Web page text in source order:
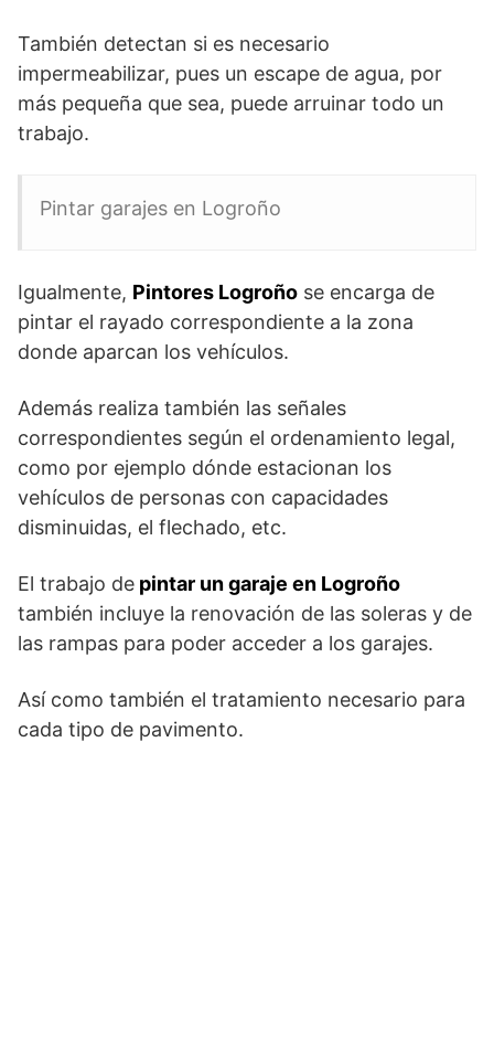
También detectan si es necesario
impermeabilizar, pues un escape de agua, por
más pequeña que sea, puede arruinar todo un
trabajo.
Pintar garajes en Logroño
Igualmente, Pintores Logroño se encarga de
pintar el rayado correspondiente a la zona
donde aparcan los vehículos.
Además realiza también las señales
correspondientes según el ordenamiento legal,
como por ejemplo dónde estacionan los
vehículos de personas con capacidades
disminuidas, el flechado, etc.
El trabajo de pintar un garaje en Logroño
también incluye la renovación de las soleras y de
las rampas para poder acceder a los garajes.
Así como también el tratamiento necesario para
cada tipo de pavimento.